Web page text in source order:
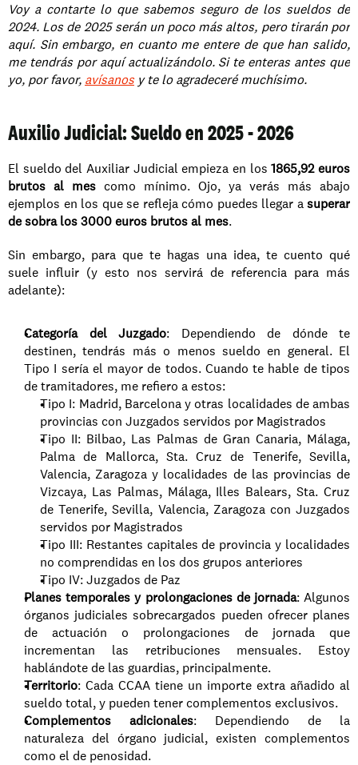
Voy a contarte lo que sabemos seguro de los sueldos de
2024. Los de 2025 serán un poco más altos, pero tirarán por
aquí. Sin embargo, en cuanto me entere de que han salido,
me tendrás por aquí actualizándolo. Si te enteras antes que
yo, por favor, avísanos y te lo agradeceré muchísimo.
Auxilio Judicial: Sueldo en 2025 - 2026
El sueldo del Auxiliar Judicial empieza en los 1865,92 euros
brutos al mes como mínimo. Ojo, ya verás más abajo
ejemplos en los que se refleja cómo puedes llegar a superar
de sobra los 3000 euros brutos al mes.
Sin embargo, para que te hagas una idea, te cuento qué
suele influir (y esto nos servirá de referencia para más
adelante):
Categoría del Juzgado: Dependiendo de dónde te
destinen, tendrás más o menos sueldo en general. El
Tipo I sería el mayor de todos. Cuando te hable de tipos
de tramitadores, me refiero a estos:
Tipo I: Madrid, Barcelona y otras localidades de ambas
provincias con Juzgados servidos por Magistrados
Tipo II: Bilbao, Las Palmas de Gran Canaria, Málaga,
Palma de Mallorca, Sta. Cruz de Tenerife, Sevilla,
Valencia, Zaragoza y localidades de las provincias de
Vizcaya, Las Palmas, Málaga, Illes Balears, Sta. Cruz
de Tenerife, Sevilla, Valencia, Zaragoza con Juzgados
servidos por Magistrados
Tipo III: Restantes capitales de provincia y localidades
no comprendidas en los dos grupos anteriores
Tipo IV: Juzgados de Paz
Planes temporales y prolongaciones de jornada: Algunos
órganos judiciales sobrecargados pueden ofrecer planes
de actuación o prolongaciones de jornada que
incrementan las retribuciones mensuales. Estoy
hablándote de las guardias, principalmente.
Territorio: Cada CCAA tiene un importe extra añadido al
sueldo total, y pueden tener complementos exclusivos.
Complementos adicionales: Dependiendo de la
naturaleza del órgano judicial, existen complementos
como el de penosidad.